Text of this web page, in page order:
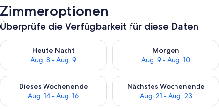
Zimmeroptionen
Überprüfe die Verfügbarkeit für diese Daten
Heute Nacht
Aug. 8 - Aug. 9
Überprüfe die Verfügbarkeit für heute Nacht, Aug. 8 - Aug. 9.
Morgen
Aug. 9 - Aug. 10
Überprüfe die Verfügbarkeit
Dieses Wochenende
Aug. 14 - Aug. 16
Überprüfe die Verfügbarkeit für dieses Wochenende, Aug. 14
Nächstes Wochenende
Aug. 21 - Aug. 23
Überprüfe die Verfügbarkeit